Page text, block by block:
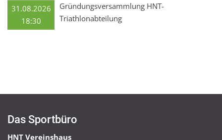
31.08.2026
18:30
Gründungsversammlung HNT-
Triathlonabteilung
Das Sportbüro
HNT Vereinshaus